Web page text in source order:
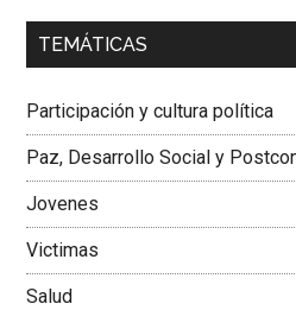
00:00
Dra. Carolina Corcho Mejía,
Colombiana
TEMÁTICAS
Participación y cultura política
Paz, Desarrollo Social y
Jovenes
Victimas
Salud